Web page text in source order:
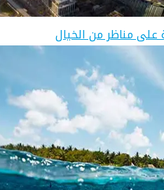
مناظر من الخيال